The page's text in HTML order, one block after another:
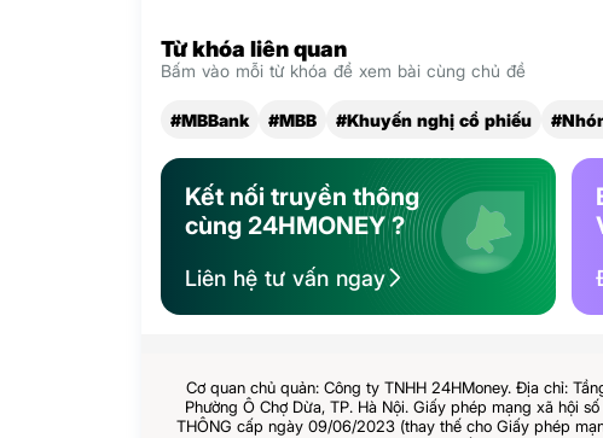
Từ khóa liên quan
Bấm vào mỗi từ khóa để xem bài cùng chủ đề
#MBBank #MBB #Khuyến nghị cổ phiếu
Kết nối truyền thông
cùng 24HMONEY ?
Liên hệ tư vấn ngay
Cơ quan chủ quản: Công ty TNHH 24HMoney. Địa chỉ:
Phường Ô Chợ Dừa, TP. Hà Nội. Giấy phép mạng xã hội
THÔNG cấp ngày 09/06/2023 (thay thế cho Giấy phép